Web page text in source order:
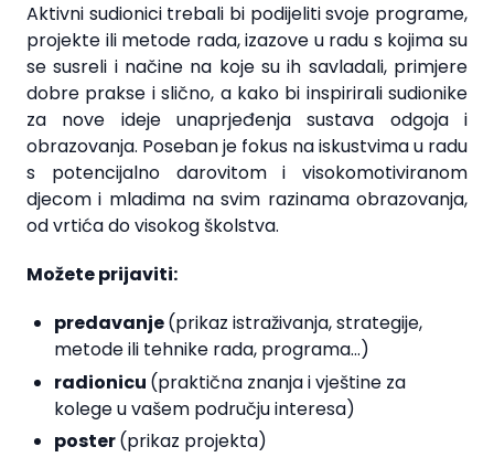
Aktivni sudionici trebali bi podijeliti svoje programe,
projekte ili metode rada, izazove u radu s kojima su
se susreli i načine na koje su ih savladali, primjere
dobre prakse i slično, a kako bi inspirirali sudionike
za nove ideje unaprjeđenja sustava odgoja i
obrazovanja. Poseban je fokus na iskustvima u radu
s potencijalno darovitom i visokomotiviranom
djecom i mladima na svim razinama obrazovanja,
od vrtića do visokog školstva.
Možete prijaviti:
predavanje(prikaz istraživanja, strategije,
metode ili tehnike rada, programa…)
radionicu (praktična znanja i vještine za
kolege u vašem području interesa)
poster(prikaz projekta)